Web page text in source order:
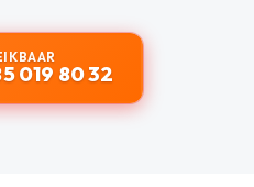
019 80 32